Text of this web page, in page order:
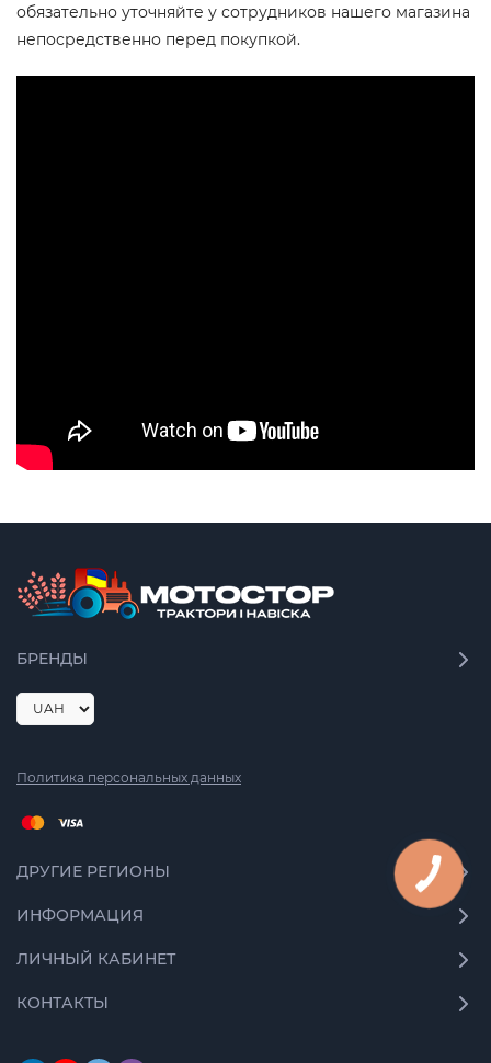
обязательно уточняйте у сотрудников нашего магазина
непосредственно перед покупкой.
БРЕНДЫ
Политика персональных данных
ДРУГИЕ РЕГИОНЫ
ИНФОРМАЦИЯ
ЛИЧНЫЙ КАБИНЕТ
КОНТАКТЫ